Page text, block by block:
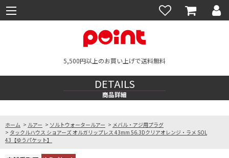
5,500円以上のお買い上げで送料無料
DETAILS
商品詳細
ホーム > ルアー > ソルトウォータールアー > メバル・アジ用プラグ
> タックルハウス ショアーズ オルガリップレス 43mm 56.3Dクリアオレンジ・ラメ SOL
43【ゆうパケット】